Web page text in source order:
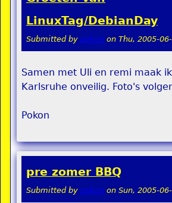
LinuxTag/DebianDay
Submitted by pokon on Thu, 2005-
Samen met Uli en remi maak
Karlsruhe onveilig. Foto's
Pokon
pre zomer BBQ
Submitted by pokon on Sun, 2005-